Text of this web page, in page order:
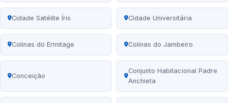
Cidade Satélite Íris Cidade Universitária
Colinas do Ermitage Colinas do Jambeiro
Conceição
Conjunto Habitacional Padre
Anchieta